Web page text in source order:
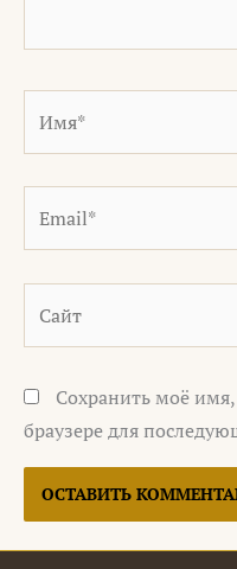
Сохранить моё
браузере для